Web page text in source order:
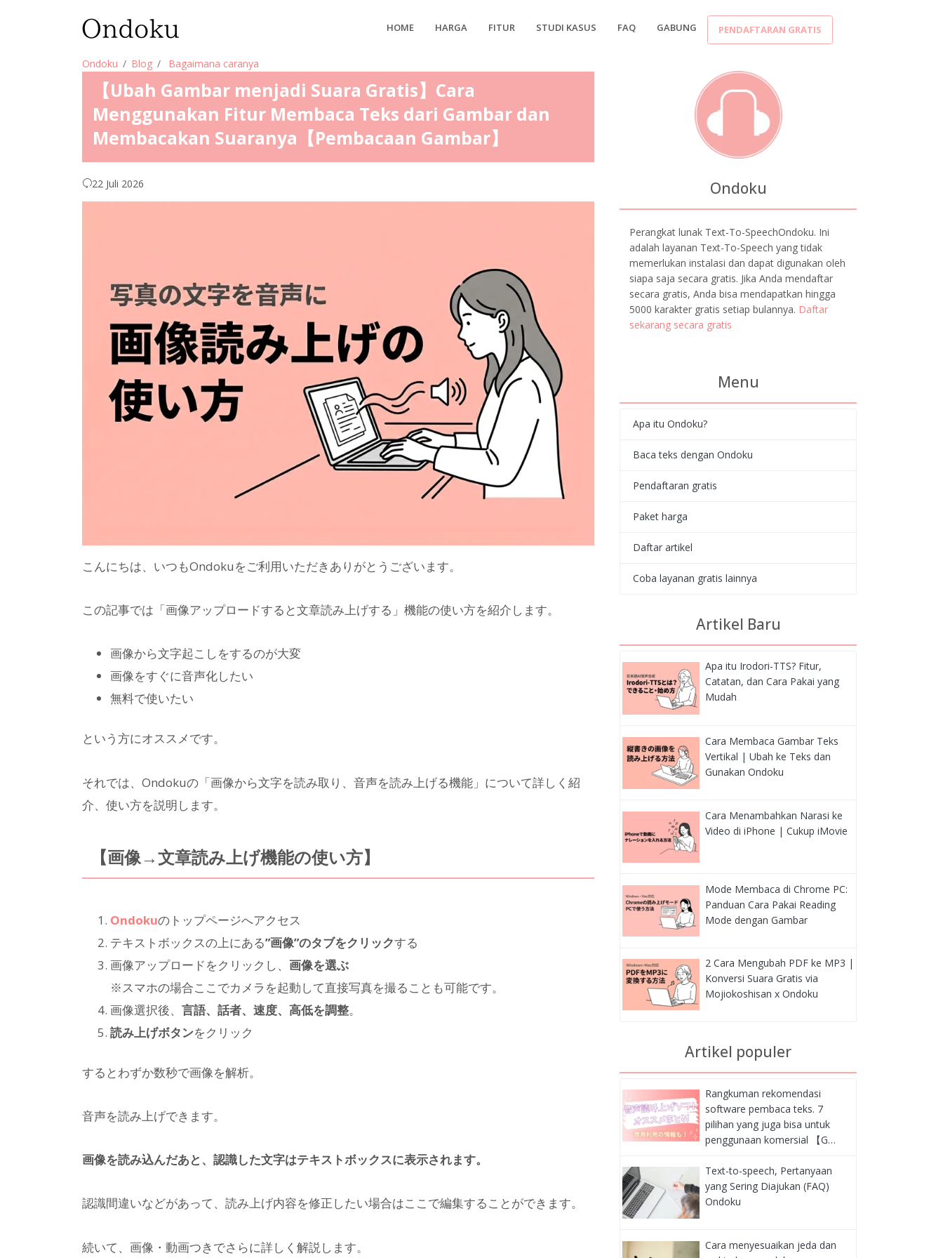
HOME HARGA FITUR STUDI KASUS FAQ GABUNG PENDAFTARAN GRATIS
Ondoku Blog Bagaimana caranya
【Ubah Gambar menjadi Suara Gratis】Cara
Menggunakan Fitur Membaca Teks dari Gambar dan
Membacakan Suaranya【Pembacaan Gambar】
22 Juli 2026
こんにちは、いつもOndokuをご利用いただきありがとうございます。
この記事では「画像アップロードすると文章読み上げする」機能の使い方を紹介します。
画像から文字起こしをするのが大変
画像をすぐに音声化したい
無料で使いたい
という方にオススメです。
それでは、Ondokuの「画像から文字を読み取り、音声を読み上げる機能」について詳しく紹
介、使い方を説明します。
【画像→文章読み上げ機能の使い方】
Ondokuのトップページへアクセス
テキストボックスの上にある”画像”のタブをクリックする
画像アップロードをクリックし、 画像を選ぶ
※スマホの場合ここでカメラを起動して直接写真を撮ることも可能です。
画像選択後、 言語、話者、速度、高低を調整。
読み上げボタンをクリック
するとわずか数秒で画像を解析。
音声を読み上げできます。
画像を読み込んだあと、認識した文字はテキストボックスに表示されます。
認識間違いなどがあって、読み上げ内容を修正したい場合はここで編集することができます。
続いて、画像・動画つきでさらに詳しく解説します。
Ondoku
Perangkat lunak Text-To-SpeechOndoku. Ini
adalah layanan Text-To-Speech yang tidak
memerlukan instalasi dan dapat digunakan oleh
siapa saja secara gratis. Jika Anda mendaftar
secara gratis, Anda bisa mendapatkan hingga
5000 karakter gratis setiap bulannya. Daftar
sekarang secara gratis
Menu
Apa itu Ondoku?
Baca teks dengan Ondoku
Pendaftaran gratis
Paket harga
Daftar artikel
Coba layanan gratis lainnya
Artikel Baru
Apa itu Irodori-TTS? Fitur,
Catatan, dan Cara Pakai yang
Mudah
Cara Membaca Gambar Teks
Vertikal | Ubah ke Teks dan
Gunakan Ondoku
Cara Menambahkan Narasi ke
Video di iPhone | Cukup iMovie
Mode Membaca di Chrome PC:
Panduan Cara Pakai Reading
Mode dengan Gambar
2 Cara Mengubah PDF ke MP3 |
Konversi Suara Gratis via
Mojiokoshisan x Ondoku
Artikel populer
Rangkuman rekomendasi
software pembaca teks. 7
pilihan yang juga bisa untuk
penggunaan komersial 【G…
Text-to-speech, Pertanyaan
yang Sering Diajukan (FAQ)
Ondoku
Cara menyesuaikan jeda dan